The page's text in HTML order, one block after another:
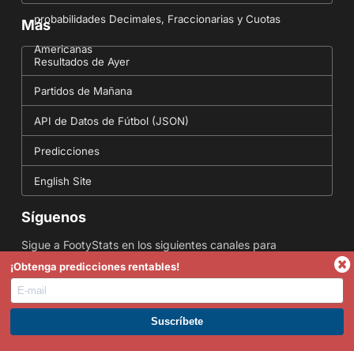
probabilidades Decimales, Fraccionarias y Cuotas
Americanas
Más
Resultados de Ayer
Partidos de Mañana
API de Datos de Fútbol (JSON)
Predicciones
English Site
Síguenos
Sigue a FootyStats en los siguientes canales para
pronóstico en el futuro.
Datos de fútbol proporcionados por
ÚNETE A PREMIUM. GANA AHORA.
¡Obtenga predicciones rentables!